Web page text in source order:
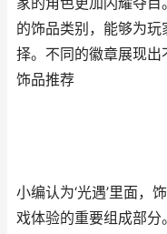
的饰品类别，能够为
择。不同的徽章展现
饰品推荐
小编认为‘光遇’里面，
戏体验的重要组成部